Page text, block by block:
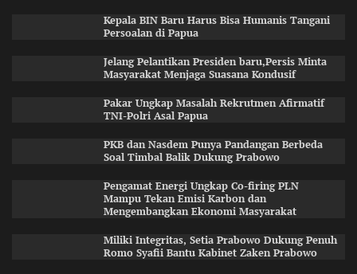
Kepala BIN Baru Harus Bisa Humanis Tangani
Persoalan di Papua
Jelang Pelantikan Presiden baru,Persis Minta
Masyarakat Menjaga Suasana Kondusif
Pakar Ungkap Masalah Rekrutmen Afirmatif
TNI-Polri Asal Papua
PKB dan Nasdem Punya Pandangan Berbeda
Soal Timbal Balik Dukung Prabowo
Pengamat Energi Ungkap Co-firing PLN
Mampu Tekan Emisi Karbon dan
Mengembangkan Ekonomi Masyarakat
Miliki Integritas, Setia Prabowo Dukung Penuh
Romo Syafii Bantu Kabinet Zaken Prabowo